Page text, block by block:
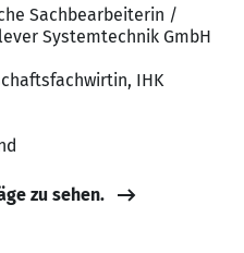
Sachbearbeiterin /
Systemtechnik GmbH
IHK
zu sehen.